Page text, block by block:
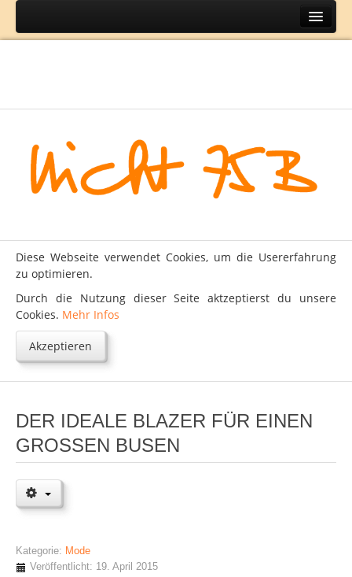
Home
Lifestyle
Mode
Kontakt
Impressum
Datenschutz
Diese Webseite verwendet Cookies, um die Usererfahrung
zu optimieren.
Durch die Nutzung dieser Seite aktzeptierst du unsere
Cookies. Mehr Infos
Akzeptieren
DER IDEALE BLAZER FÜR EINEN
GROSSEN BUSEN
Kategorie: Mode
Veröffentlicht: 19. April 2015